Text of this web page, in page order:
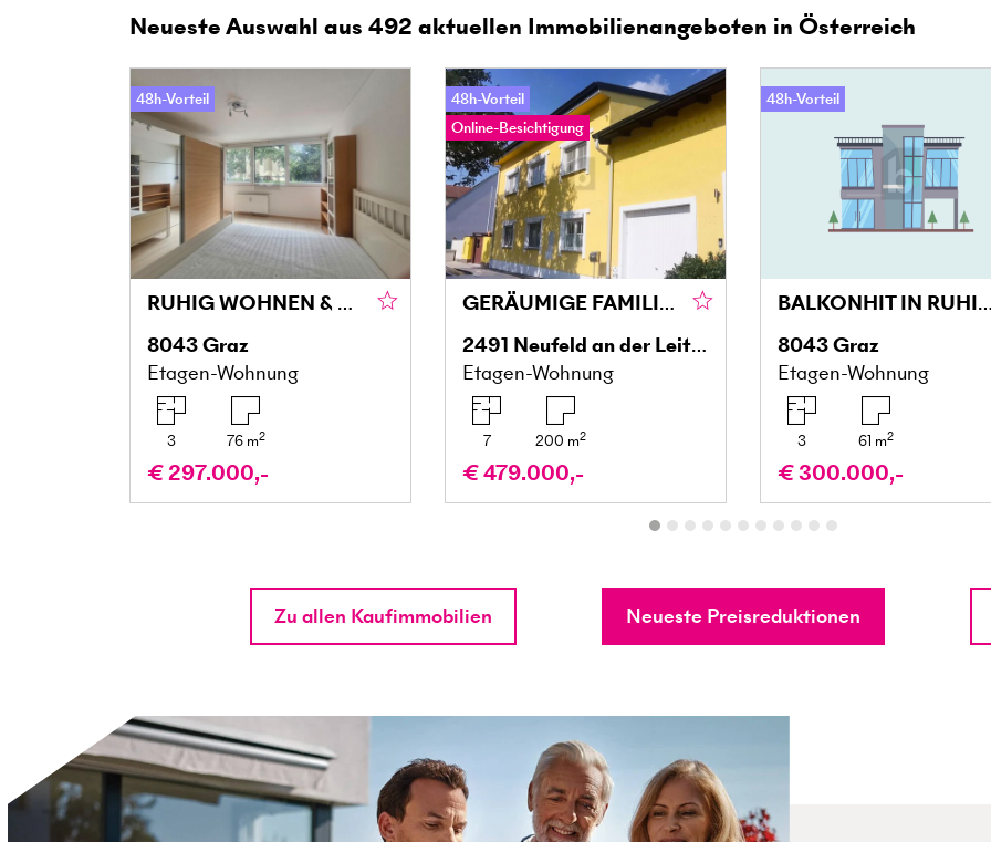
Neueste Auswahl aus 492 aktuellen Immobilienangeboten in Österreich
48h-Vorteil
RUHIG WOHNEN & WOHLFÜHLEN MIT BALKON IN DER MARIATROSTERSTRASSE
8043Graz
Etagen-Wohnung
3 76m2
€ 297.000,-
48h-Vorteil
Online-Besichtigung
GERÄUMIGE FAMILIENWOHNUNG MIT GROSSZÜGIGER TERRASSENLANDSCHAFT - EXTRA STUDIO
2491 Neufeld an der Leitha
Etagen-Wohnung
7 200 m2
€ 479.000,-
48h-Vorteil
BALKONHIT IN RUHIGER LAGE IM GRÜNEN GRAZ
8043Graz
Etagen-Wohnung
3 61 m2
€ 300.000,-
Zu allen Kaufimmobilien Neueste Preisreduktionen